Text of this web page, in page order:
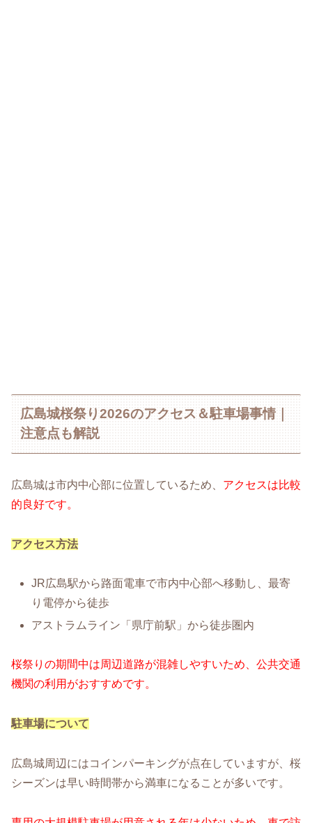
広島城桜祭り2026のアクセス＆駐車場事情｜
注意点も解説
広島城は市内中心部に位置しているため、 アクセスは比較
的良好です。
アクセス方法
JR広島駅から路面電車で市内中心部へ移動し、最寄
り電停から徒歩
アストラムライン「県庁前駅」から徒歩圏内
桜祭りの期間中は周辺道路が混雑しやすいため、公共交通
機関の利用がおすすめです。
駐車場について
広島城周辺にはコインパーキングが点在していますが、桜
シーズンは早い時間帯から満車になることが多いです。